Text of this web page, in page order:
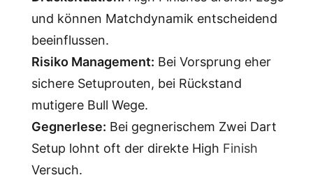
und können Matchdynamik entscheidend
beeinflussen.
Risiko Management: Bei Vorsprung eher
sichere Setuprouten, bei Rückstand
mutigere Bull Wege.
Gegnerlese: Bei gegnerischem Zwei Dart
Setup lohnt oft der direkte High Finish
Versuch.